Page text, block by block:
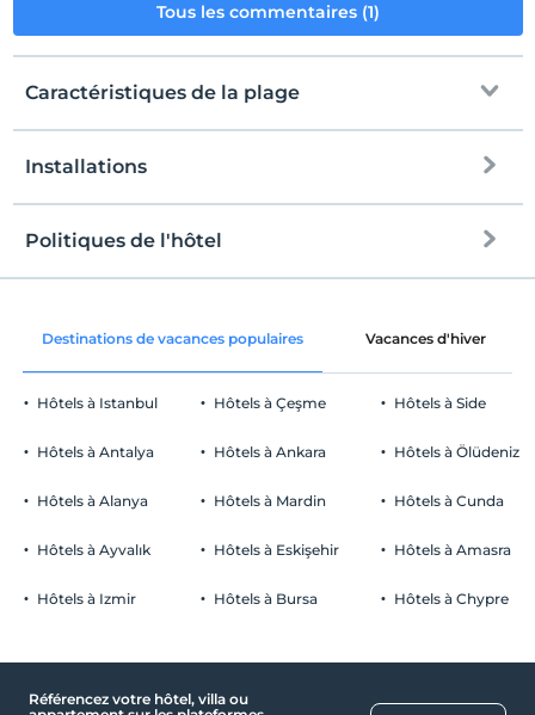
Tous les commentaires (1)
Caractéristiques de la plage
plage de sable
Installations
Espaces communs et toutes les
Parking
Libérer Parking public
Les lieux publics
Politiques de l'hôtel
enregistrement
Vérifier
Avant 11:00
animaux
Les bébés de moins de 2 ne sont pas facturés
Destinations de vacances populaires Vacances d'hiver
Hôtels à Istanbul
Hôtels à Antalya
Hôtels à Alanya
Hôtels à Ayvalık
Hôtels à Izmir
Hôtels à Çeşme
Hôtels à Ankara
Hôtels à Mardin
Hôtels à Eskişehir
Hôtels à Bursa
Hôtels à Side
Hôtels à Ölüdeniz
Hôtels à Cunda
Hôtels à Amasra
Hôtels à Chypre
Référencez votre hôtel, villa ou